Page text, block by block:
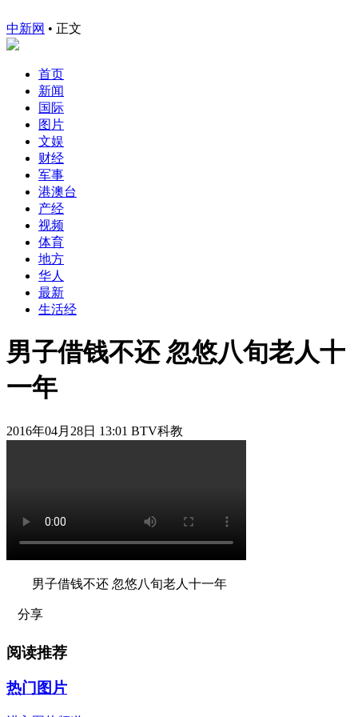
中新网 • 正文
首页
新闻
国际
图片
文娱
财经
军事
港澳台
产经
视频
体育
地方
华人
最新
生活经
男子借钱不还 忽悠八旬老人十
一年
2016年04月28日 13:01 BTV科教
男子借钱不还 忽悠八旬老人十一年
分享
阅读推荐
热门图片